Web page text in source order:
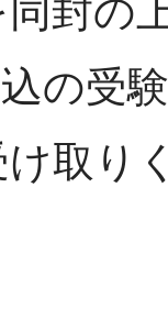
封の
の受
取り